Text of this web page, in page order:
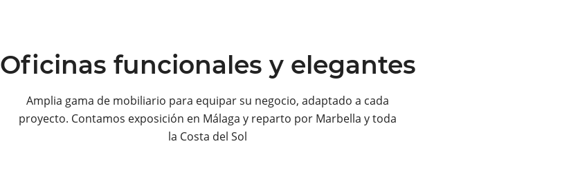
Oficinas funcionales y elegantes
Amplia gama de mobiliario para equipar su negocio, adaptado a cada
proyecto. Contamos exposición en Málaga y reparto por Marbella y toda
la Costa del Sol